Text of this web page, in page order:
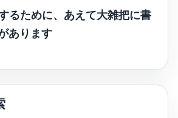
るために、あえて大雑把に書
あります